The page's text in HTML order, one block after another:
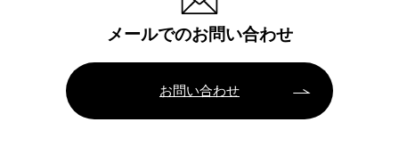
メールでのお問い合わせ
お問い合わせ